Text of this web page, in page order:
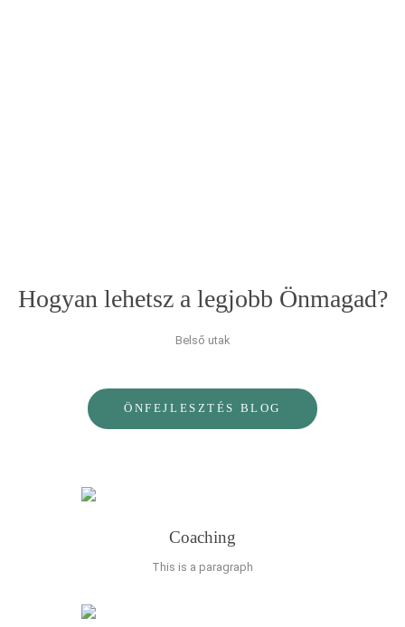
Hogyan lehetsz a legjobb Önmagad?
Belső utak
ÖNFEJLESZTÉS BLOG
Coaching
This is a paragraph